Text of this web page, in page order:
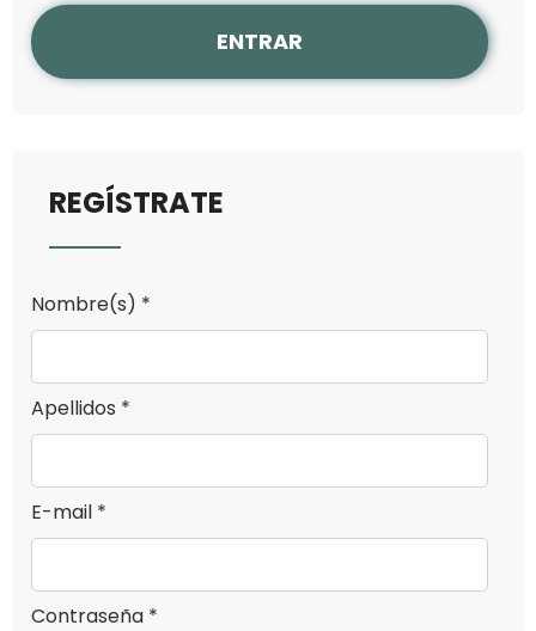
ENTRAR
REGÍSTRATE
Nombre(s) *
Apellidos *
E-mail *
Contraseña *